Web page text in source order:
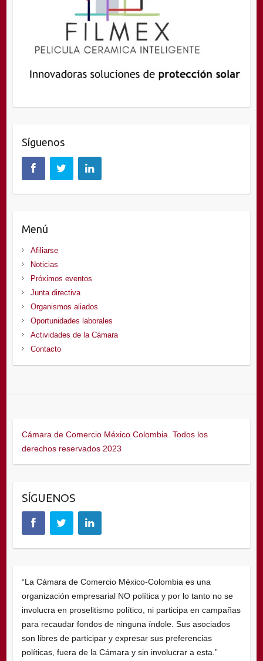
Síguenos
Menú
Afiliarse
Noticias
Próximos eventos
Junta directiva
Organismos aliados
Oportunidades laborales
Actividades de la Cámara
Contacto
Cámara de Comercio México Colombia. Todos los
derechos reservados 2023
SÍGUENOS
“La Cámara de Comercio México-Colombia es una
organización empresarial NO política y por lo tanto no se
involucra en proselitismo político, ni participa en campañas
para recaudar fondos de ninguna índole. Sus asociados
son libres de participar y expresar sus preferencias
políticas, fuera de la Cámara y sin involucrar a esta.”